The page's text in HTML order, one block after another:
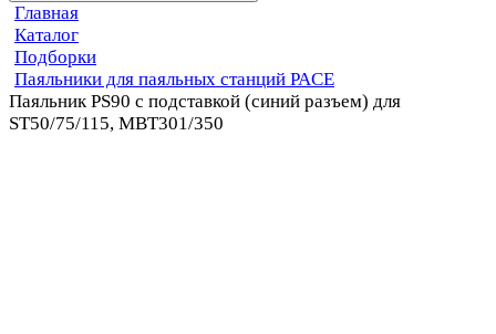
Главная
Каталог
Подборки
Паяльники для паяльных станций PACE
Паяльник PS90 с подставкой (синий разъем) для
ST50/75/115, MBT301/350